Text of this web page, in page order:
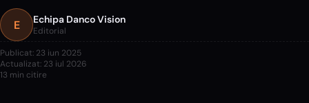
E Echipa Danco Vision
Editorial
Publicat: 23 iun 2025
Actualizat: 23 iul 2026
13 min citire